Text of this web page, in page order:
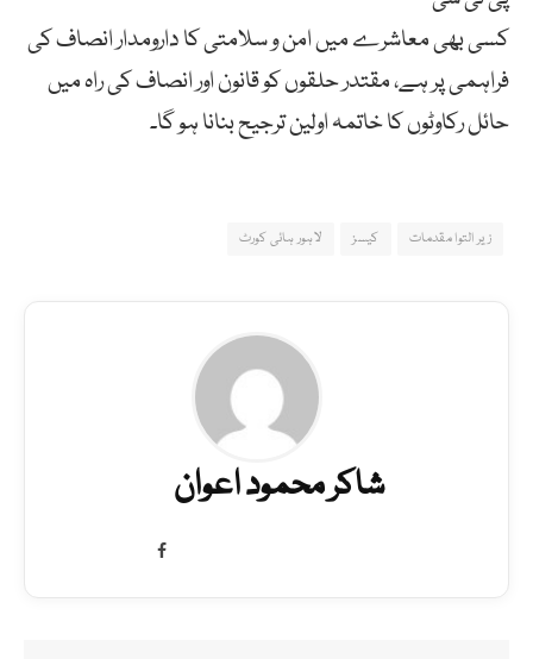
کسی بھی معاشرے میں امن و سلامتی کا دارومدار انصاف کی
فراہمی پر ہے، مقتدر حلقوں کو قانون اور انصاف کی راہ میں
حائل رکاوٹوں کا خاتمہ اولین ترجیح بنانا ہو گا۔
زیر التوا مقدمات کیسز لاہور ہائی کورٹ
شاکر محمود اعوان
Facebook